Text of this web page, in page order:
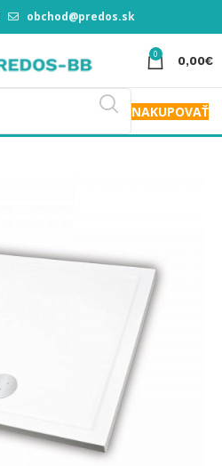
obchod@predos.sk
0 0,00€
NAKUPOVAŤ